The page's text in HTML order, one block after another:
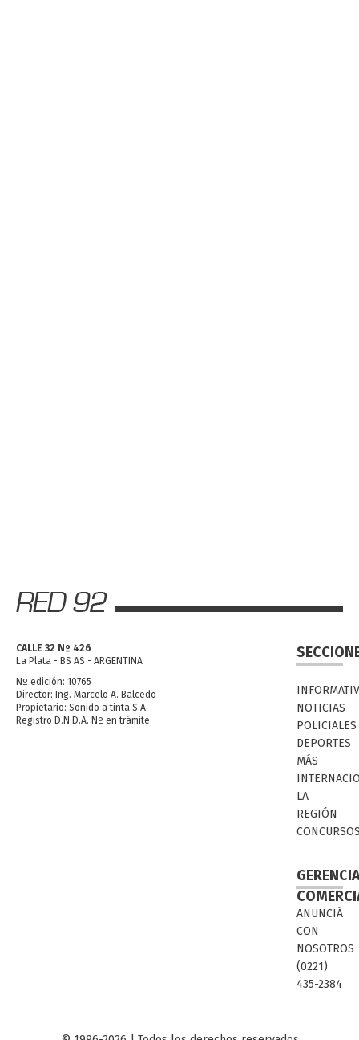
CALLE 32 Nº 426
La Plata - BS AS - ARGENTINA
Nº edición: 10765
Director: Ing. Marcelo A. Balcedo
Propietario: Sonido a tinta S.A.
Registro D.N.D.A. Nº en trámite
NOTICIAS
POLICIALES
DEPORTES
MÁS
LA
REGIÓN
ANUNCIÁ
CON
NOSOTROS
(0221)
435-2384